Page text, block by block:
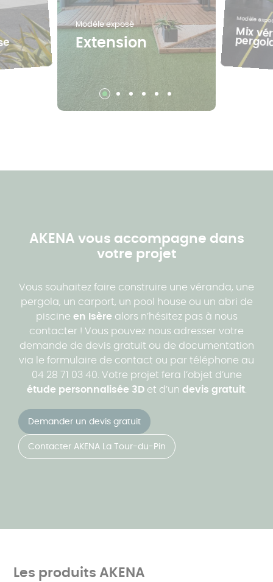
Extension
Modèle exposé
Mix
Modèle
AKENA vous accompagne dans
votre projet
Vous souhaitez faire construire une véranda, une
pergola, un carport, un pool house ou un abri de
piscine en Isère alors n’hésitez pas à nous
contacter ! Vous pouvez nous adresser votre
demande de devis gratuit ou de documentation
via le formulaire de contact ou par téléphone au
04 28 71 03 40. Votre projet fera l’objet d’une
étude personnalisée 3D et d’un devis gratuit.
Demander un devis gratuit
Contacter AKENA La Tour-du-Pin
Les produits AKENA